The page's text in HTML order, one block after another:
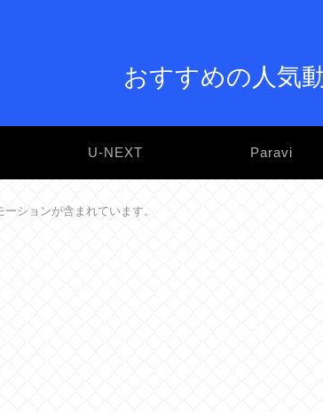
おすすめの人気
U-NEXT Paravi
ションが含まれています。